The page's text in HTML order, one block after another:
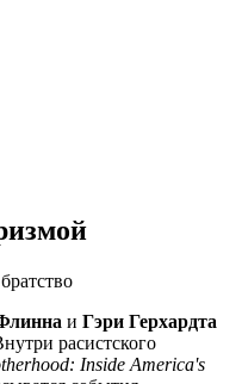
и Гэри Герхардта
расистского
Inside America's